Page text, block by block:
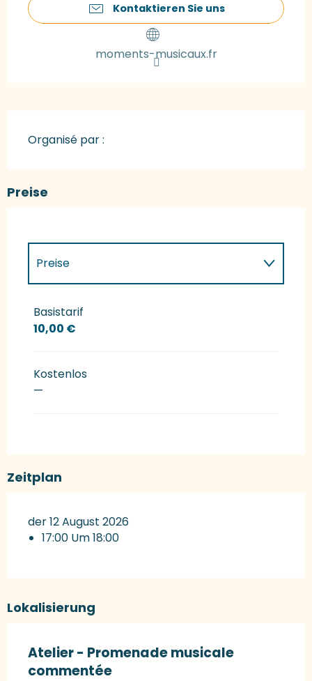
Kontaktieren Sie uns
moments-musicaux.fr
Organisé par :
Preise
Preise
Preise 2027
Basistarif
10,00 €
Kostenlos
—
Zeitplan
der 12 August 2026
17:00 Um 18:00
Lokalisierung
Atelier - Promenade musicale
commentée